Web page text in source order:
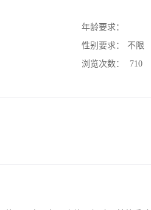
年龄要求：
性别要求：
不限
浏览次数：
710